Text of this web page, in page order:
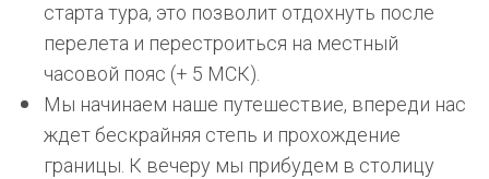
старта тура, это позволит отдохнуть после
перелета и перестроиться на местный
часовой пояс (+ 5 МСК).
Мы начинаем наше путешествие, впереди нас
ждет бескрайняя степь и прохождение
границы. К вечеру мы прибудем в столицу